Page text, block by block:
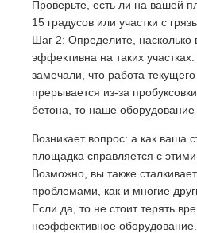
Проверьте, есть ли на вашей
15 градусов или участки с
Шаг 2: Определите, насколько
эффективна на таких
замечали, что работа
прерывается из-за
бетона, то наше оборудование
Возникает вопрос: а как ваша
площадка справляется с
Возможно, вы также
проблемами, как и многие
Если да, то не стоит терять
неэффективное